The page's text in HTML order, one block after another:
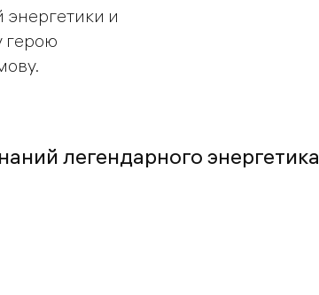
и
герою
легендарного энергетика